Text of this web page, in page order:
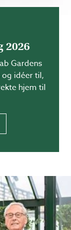
2026
Gardens
idéer til,
hjem til